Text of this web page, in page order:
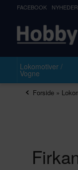
FACEBOOK NYHEDER
Lokomotiver /
Vogne
Forside»